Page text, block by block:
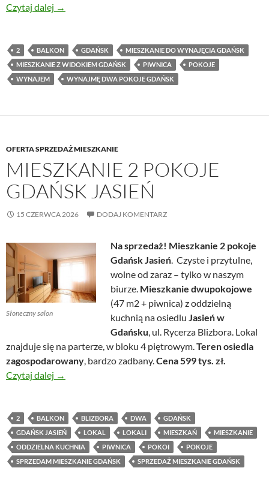
Czytaj dalej Nowe mieszkanie z widokiem na wodę – Gdańsk
→
2 BALKON GDAŃSK
MIESZKANIE DO WYNAJĘCIA GDAŃSK
MIESZKANIE Z WIDOKIEM GDAŃSK
PIWNICA
POKOJE
WYNAJEM
WYNAJMĘ DWA POKOJE GDAŃSK
OFERTA SPRZEDAŻ MIESZKANIE
MIESZKANIE 2 POKOJE
GDAŃSK JASIEŃ
15 CZERWCA 2026 DODAJ KOMENTARZ
Słoneczny salon
Na sprzedaż! Mieszkanie 2 pokoje
Gdańsk Jasień. Czyste i przytulne,
wolne od zaraz – tylko w naszym
biurze. Mieszkanie dwupokojowe
(47 m2 + piwnica) z oddzielną
kuchnią na osiedlu Jasień w
Gdańsku, ul. Rycerza Blizbora. Lokal
znajduje się na parterze, w bloku 4 piętrowym.Teren osiedla
zagospodarowany, bardzo zadbany.Cena 599 tys. zł.
Czytaj dalej Mieszkanie 2 pokoje Gdańsk Jasień
→
2 BALKON BLIZBORA DWA
GDAŃSK
GDAŃSK JASIEŃ
LOKAL LOKALI MIESZKAŃ
MIESZKANIE
ODDZIELNA KUCHNIA
PIWNICA POKOI
POKOJE
SPRZEDAM MIESZKANIE GDAŃSK
SPRZEDAŻ MIESZKANIE GDAŃSK